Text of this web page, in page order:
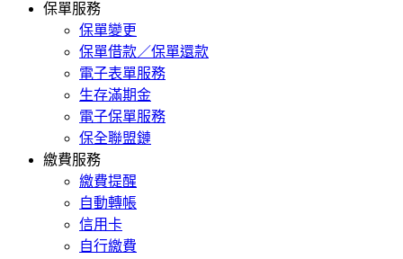
保單服務
保單變更
保單借款／保單還款
電子表單服務
生存滿期金
電子保單服務
保全聯盟鏈
繳費服務
繳費提醒
自動轉帳
信用卡
自行繳費